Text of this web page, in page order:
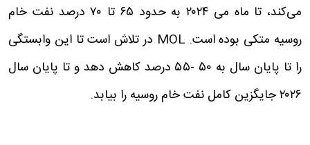
می‌کند، تا ماه می ۲۰۲۴ به حدود ۶۵ تا ۷۰ درصد نفت خام
روسیه متکی بوده است. MOL در تلاش است تا این وابستگی
را تا پایان سال به ۵۰ -۵۵ درصد کاهش دهد و تا پایان سال
۲۰۲۶ جایگزین کامل نفت خام روسیه را بیابد.